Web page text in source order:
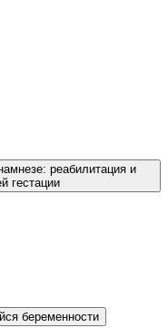
реабилитация и
гестации
беременности